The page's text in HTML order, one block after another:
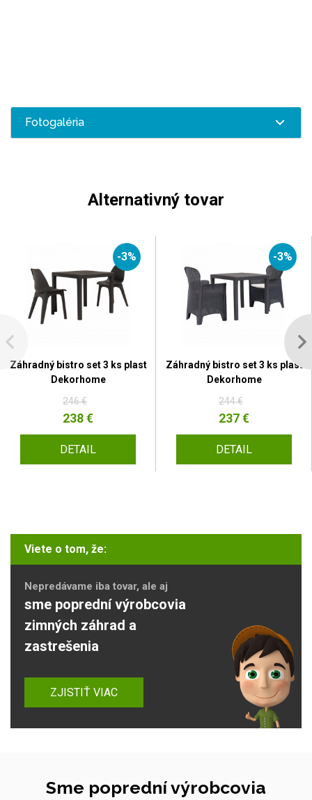
Fotogaléria
Alternativný tovar
-3%
Záhradný bistro set 3 ks plast
Dekorhome
246 €
238 €
DETAIL
-3%
Záhradný bistro set 3 ks plast
Dekorhome
244 €
237 €
DETAIL
Viete o tom, že:
Nepredávame iba tovar, ale aj
sme poprední výrobcovia
zimných záhrad a
zastrešenia
ZJISTIŤ VIAC
Sme poprední výrobcovia